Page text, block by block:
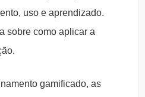
uso e aprendizado.
sobre como aplicar a
gamificado, as